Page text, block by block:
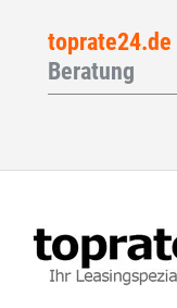
toprate24.de
Beratung